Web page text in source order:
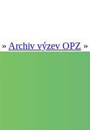
» Archiv výzev OPZ »